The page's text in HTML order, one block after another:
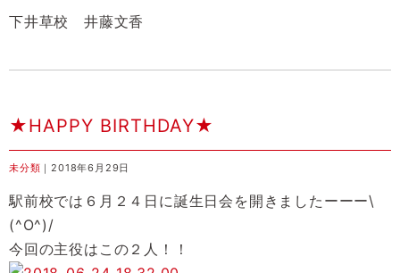
下井草校 井藤文香
★HAPPY BIRTHDAY★
未分類 ｜2018年6月29日
駅前校では６月２４日に誕生日会を開きましたーーー\
(^O^)/
今回の主役はこの２人！！